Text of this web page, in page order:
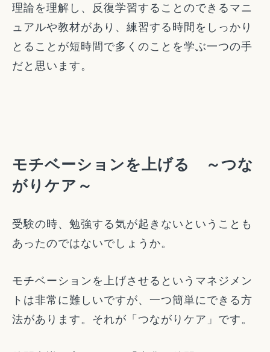
理論を理解し、反復学習することのできるマニ
ュアルや教材があり、練習する時間をしっかり
とることが短時間で多くのことを学ぶ一つの手
だと思います。
モチベーションを上げる ～つな
がりケア～
受験の時、勉強する気が起きないということも
あったのではないでしょうか。
モチベーションを上げさせるというマネジメン
トは非常に難しいですが、一つ簡単にできる方
法があります。それが「つながりケア」です。